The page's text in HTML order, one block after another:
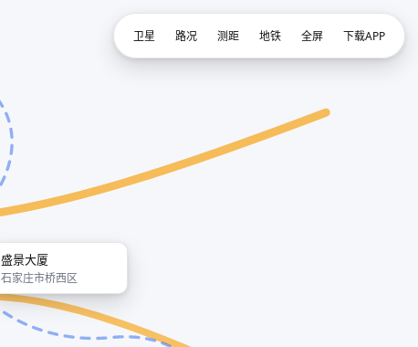
盛景大厦
石家庄市桥西区
卫星 路况 测距 地铁 全屏 下载APP